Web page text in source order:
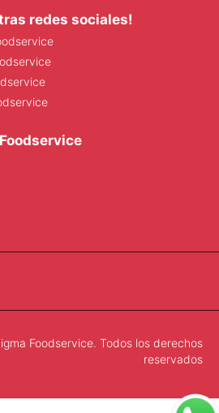
redes sociales!
Foodservice. Todos los derechos
reservados